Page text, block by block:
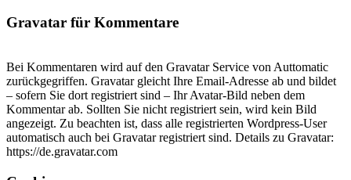
Gravatar für Kommentare
Bei Kommentaren wird auf den Gravatar Service von Auttomatic
zurückgegriffen. Gravatar gleicht Ihre Email-Adresse ab und bildet
– sofern Sie dort registriert sind – Ihr Avatar-Bild neben dem
Kommentar ab. Sollten Sie nicht registriert sein, wird kein Bild
angezeigt. Zu beachten ist, dass alle registrierten Wordpress-User
automatisch auch bei Gravatar registriert sind. Details zu Gravatar:
https://de.gravatar.com